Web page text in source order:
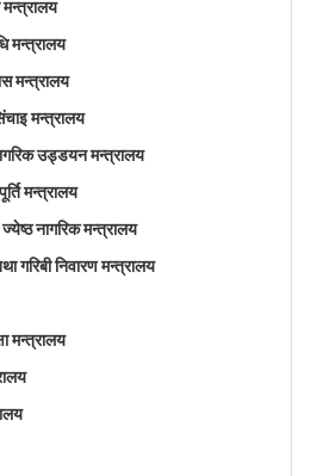
मन्त्रालय
मन्त्रालय
मन्त्रालय
उड्डयन मन्त्रालय
मन्त्रालय
नागरिक मन्त्रालय
गरिबी निवारण मन्त्रालय
मन्त्रालय